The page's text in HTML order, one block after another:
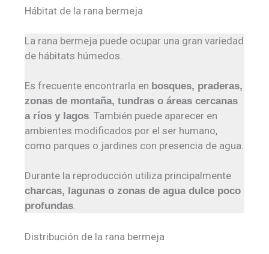
Hábitat de la rana bermeja
La rana bermeja puede ocupar una gran variedad
de hábitats húmedos.
Es frecuente encontrarla en bosques, praderas,
zonas de montaña, tundras o áreas cercanas
a ríos y lagos. También puede aparecer en
ambientes modificados por el ser humano,
como parques o jardines con presencia de agua.
Durante la reproducción utiliza principalmente
charcas, lagunas o zonas de agua dulce poco
profundas.
Distribución de la rana bermeja